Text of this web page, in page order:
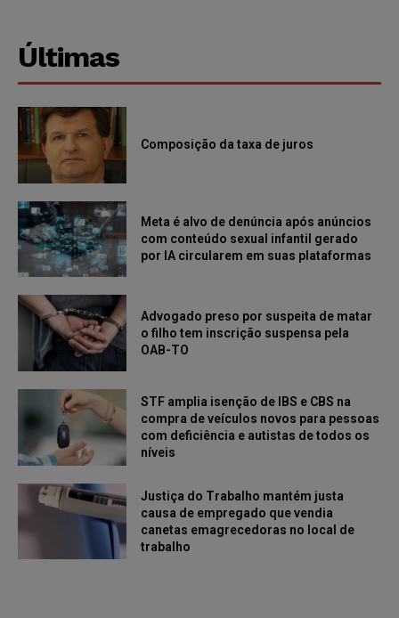
Últimas
Composição da taxa de juros
Meta é alvo de denúncia após anúncios
com conteúdo sexual infantil gerado
por IA circularem em suas plataformas
Advogado preso por suspeita de matar
o filho tem inscrição suspensa pela
OAB-TO
STF amplia isenção de IBS e CBS na
compra de veículos novos para pessoas
com deficiência e autistas de todos os
níveis
Justiça do Trabalho mantém justa
causa de empregado que vendia
canetas emagrecedoras no local de
trabalho